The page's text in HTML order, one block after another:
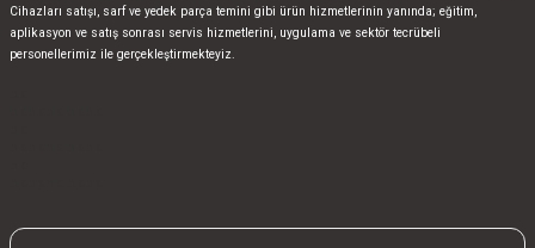
Cihazları satışı, sarf ve yedek parça temini gibi ürün hizmetlerinin yanında; eğitim,
aplikasyon ve satış sonrası servis hizmetlerini, uygulama ve sektör tecrübeli
personellerimiz ile gerçekleştirmekteyiz.